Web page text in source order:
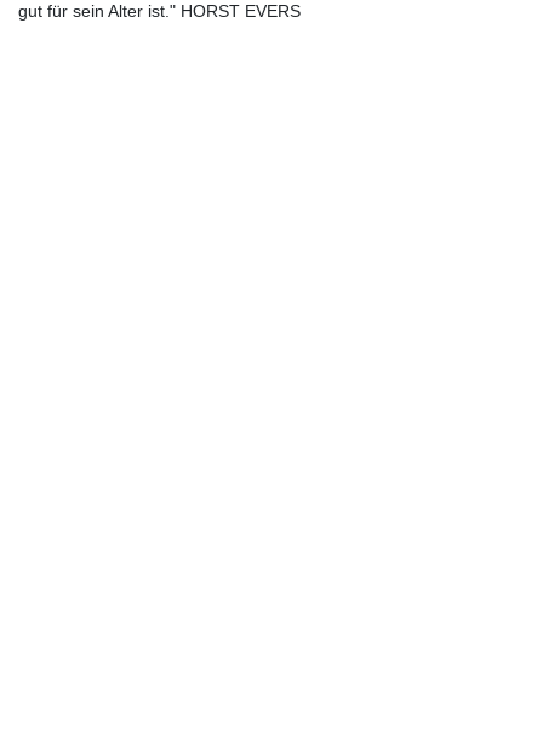
gut für sein Alter ist." HORST EVERS